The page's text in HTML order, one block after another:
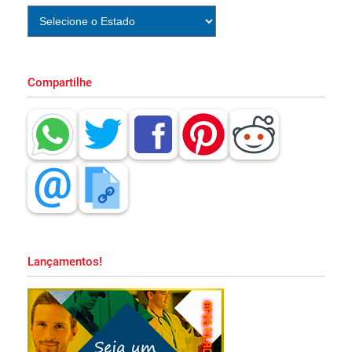
e PDF Download!
Online!
Apostila Prefeitura de Embu das Artes SP
2026 PDF Grátis Curso Online!
Apostila SAPE SC 2026 PDF Download
Apostila PND 2026 Pedagogia PDF
Download Grátis Curso Online!
Compartilhe
Lançamentos!